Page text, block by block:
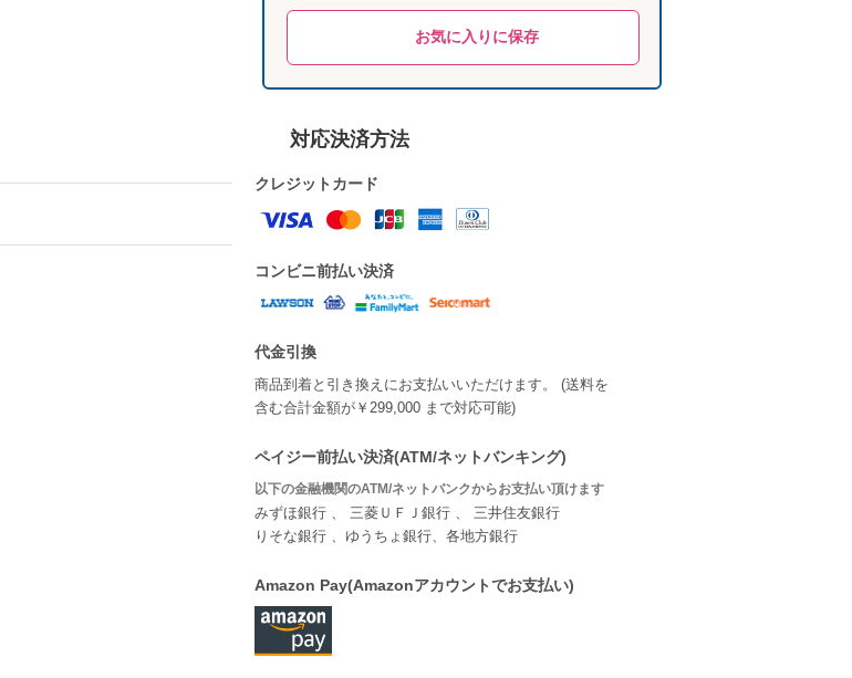
お気に入りに保存
対応決済方法
クレジットカード
コンビニ前払い決済
代金引換
商品到着と引き換えにお支払いいただけます。 (送料を
含む合計金額が￥299,000 まで対応可能)
ペイジー前払い決済(ATM/ネットバンキング)
以下の金融機関のATM/ネットバンクからお支払い頂けます
みずほ銀行 、 三菱ＵＦＪ銀行 、 三井住友銀行
りそな銀行 、ゆうちょ銀行、各地方銀行
Amazon Pay(Amazonアカウントでお支払い)